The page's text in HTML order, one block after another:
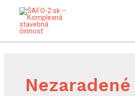
Preskočiť
Nezaradené